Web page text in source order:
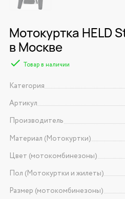
Мотокуртка HELD
в Москве
Товар в наличии
Категория
Артикул
Производитель
Материал (Мотокуртки)
Цвет (мотокомбинезоны)
Пол (Мотокуртки и жилеты)
Размер (мотокомбинезоны)